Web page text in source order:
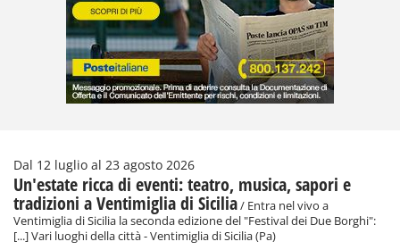
Dal 12 luglio al 23 agosto 2026
Un'estate ricca di eventi: teatro, musica, sapori e
tradizioni a Ventimiglia di Sicilia/ Entra nel vivo a
Ventimiglia di Sicilia la seconda edizione del "Festival dei Due Borghi":
[...] Vari luoghi della città - Ventimiglia di Sicilia (Pa)